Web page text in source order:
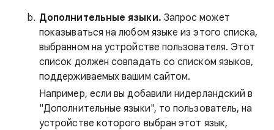
Дополнительные языки. Запрос может
показываться на любом языке из этого списка,
выбранном на устройстве пользователя. Этот
список должен совпадать со списком языков,
поддерживаемых вашим сайтом.
Например, если вы добавили нидерландский в
"Дополнительные языки", то пользователь, на
устройстве которого выбран этот язык,